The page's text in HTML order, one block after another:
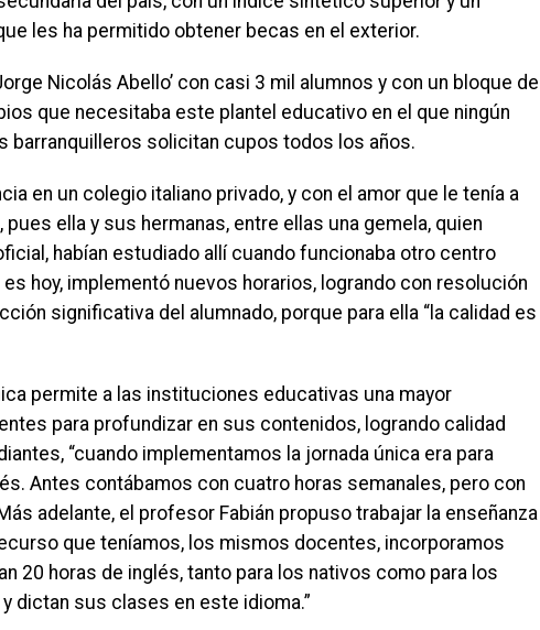
les ha permitido obtener becas en el exterior.
Nicolás Abello’ con casi 3 mil alumnos y con un bloque de
que necesitaba este plantel educativo en el que ningún
barranquilleros solicitan cupos todos los años.
en un colegio italiano privado, y con el amor que le tenía a
ella y sus hermanas, entre ellas una gemela, quien
habían estudiado allí cuando funcionaba otro centro
hoy, implementó nuevos horarios, logrando con resolución
significativa del alumnado, porque para ella “la calidad es
permite a las instituciones educativas una mayor
para profundizar en sus contenidos, logrando calidad
“cuando implementamos la jornada única era para
Antes contábamos con cuatro horas semanales, pero con
adelante, el profesor Fabián propuso trabajar la enseñanza
que teníamos, los mismos docentes, incorporamos
20 horas de inglés, tanto para los nativos como para los
dictan sus clases en este idioma.”